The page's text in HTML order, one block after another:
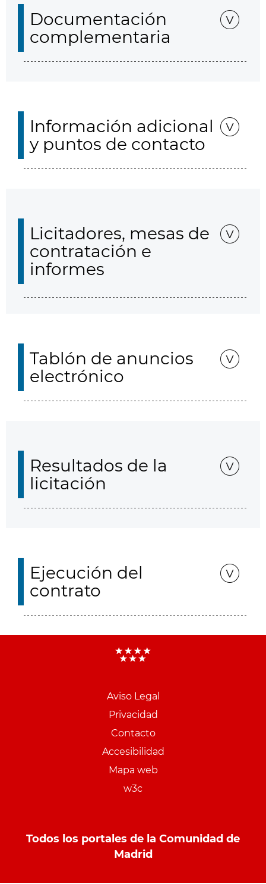
Documentación
complementaria
Información adicional
y puntos de contacto
Licitadores, mesas de
contratación e
informes
Tablón de anuncios
electrónico
Resultados de la
licitación
Ejecución del
contrato
Aviso Legal
Privacidad
Contacto
Accesibilidad
Mapa web
w3c
Todos los portales de la Comunidad de
Madrid